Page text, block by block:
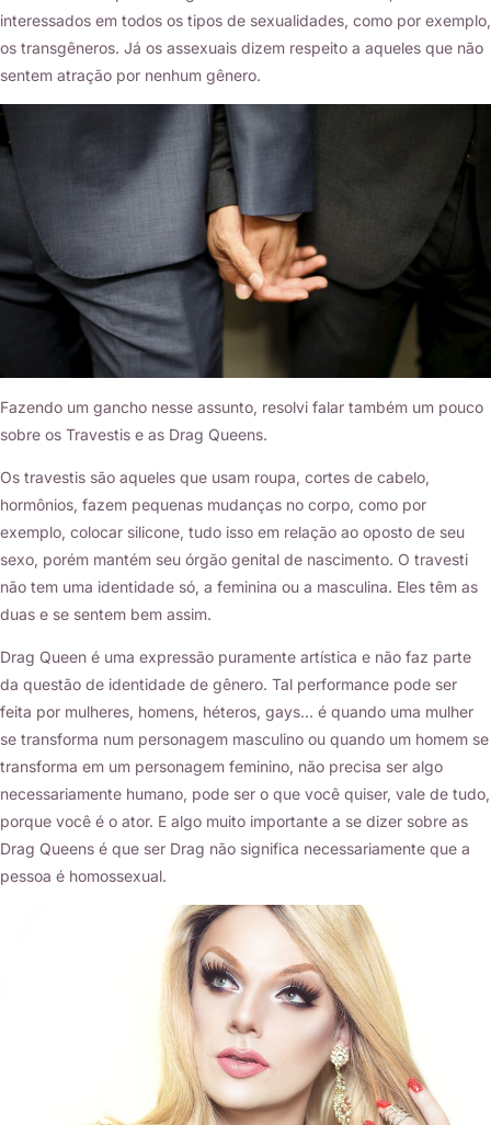
interessados em todos os tipos de sexualidades, como por exemplo,
os transgêneros. Já os assexuais dizem respeito a aqueles que não
sentem atração por nenhum gênero.
Fazendo um gancho nesse assunto, resolvi falar também um pouco
sobre os Travestis e as Drag Queens.
Os travestis são aqueles que usam roupa, cortes de cabelo,
hormônios, fazem pequenas mudanças no corpo, como por
exemplo, colocar silicone, tudo isso em relação ao oposto de seu
sexo, porém mantém seu órgão genital de nascimento. O travesti
não tem uma identidade só, a feminina ou a masculina. Eles têm as
duas e se sentem bem assim.
Drag Queen é uma expressão puramente artística e não faz parte
da questão de identidade de gênero. Tal performance pode ser
feita por mulheres, homens, héteros, gays… é quando uma mulher
se transforma num personagem masculino ou quando um homem se
transforma em um personagem feminino, não precisa ser algo
necessariamente humano, pode ser o que você quiser, vale de tudo,
porque você é o ator. E algo muito importante a se dizer sobre as
Drag Queens é que ser Drag não significa necessariamente que a
pessoa é homossexual.